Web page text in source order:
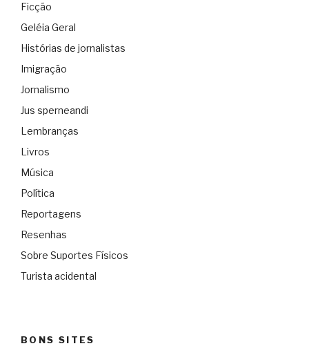
Ficção
Geléia Geral
Histórias de jornalistas
Imigração
Jornalismo
Jus sperneandi
Lembranças
Livros
Música
Política
Reportagens
Resenhas
Sobre Suportes Físicos
Turista acidental
BONS SITES